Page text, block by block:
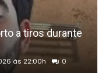
a tiros durante
às 22:00h 0